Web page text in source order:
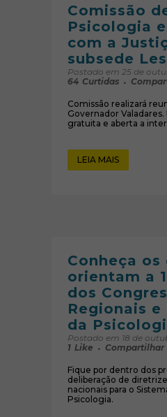
Comissão
Psicologia
com a
subsede
Postado em 25 de
64 Curtidas
Comissão realizará
Governador
gratuita e aberta a
LEIA MAIS
Conheça os
orientam a
dos
Regionais e
da
Postado em 18 de
1 Like Compartilhar
Fique por dentro dos
deliberação de
nacionais para o
Psicologia.